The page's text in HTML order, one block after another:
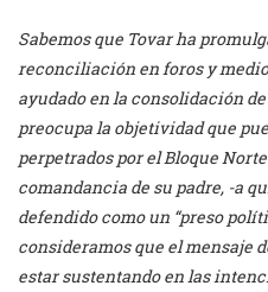
Sabemos que Tovar ha
reconciliación en foros y
ayudado en la consolidación
preocupa la objetividad que
perpetrados por el Bloque
comandancia de su padre, -a
defendido como un “preso
consideramos que el mensaje
estar sustentando en las